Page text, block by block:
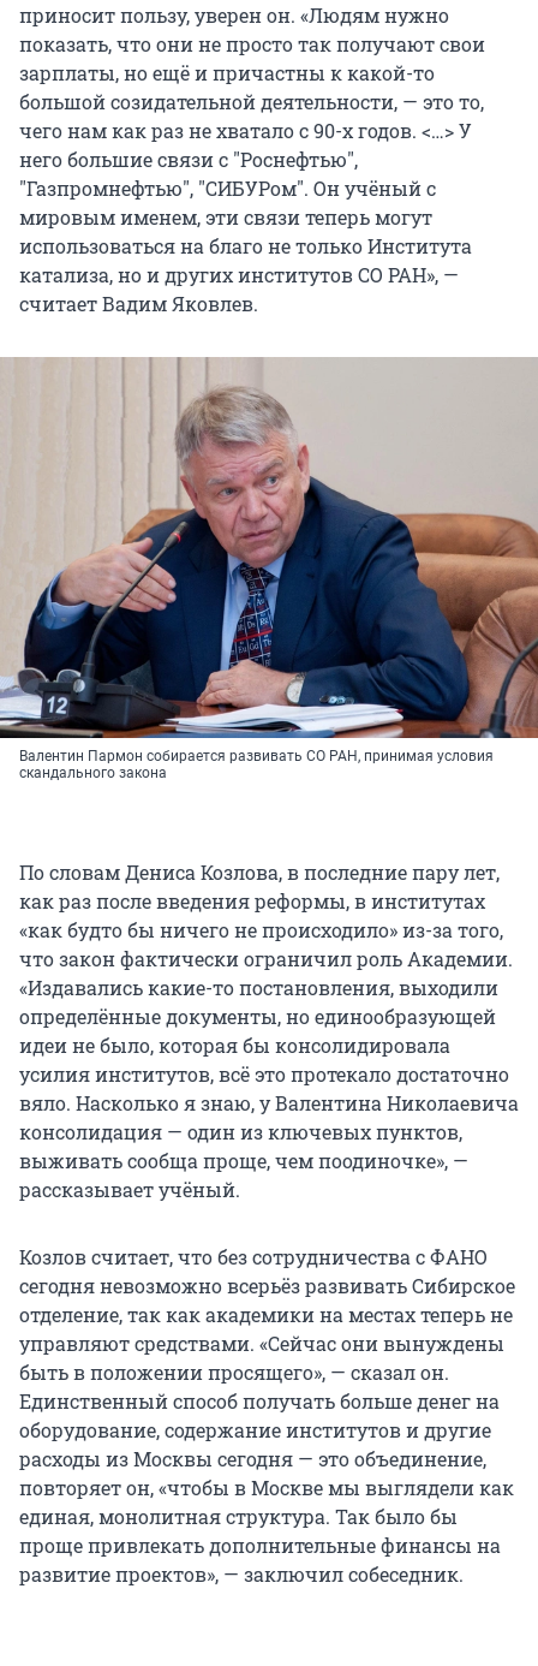
приносит пользу, уверен он. «Людям нужно
показать, что они не просто так получают свои
зарплаты, но ещё и причастны к какой-то
большой созидательной деятельности, — это то,
чего нам как раз не хватало с 90-х годов. <…> У
него большие связи с "Роснефтью",
"Газпромнефтью", "СИБУРом". Он учёный с
мировым именем, эти связи теперь могут
использоваться на благо не только Института
катализа, но и других институтов СО РАН», —
считает Вадим Яковлев.
Валентин Пармон собирается развивать СО РАН, принимая условия
скандального закона
По словам Дениса Козлова, в последние пару лет,
как раз после введения реформы, в институтах
«как будто бы ничего не происходило» из-за того,
что закон фактически ограничил роль Академии.
«Издавались какие-то постановления, выходили
определённые документы, но единообразующей
идеи не было, которая бы консолидировала
усилия институтов, всё это протекало достаточно
вяло. Насколько я знаю, у Валентина Николаевича
консолидация — один из ключевых пунктов,
выживать сообща проще, чем поодиночке», —
рассказывает учёный.
Козлов считает, что без сотрудничества с ФАНО
сегодня невозможно всерьёз развивать Сибирское
отделение, так как академики на местах теперь не
управляют средствами. «Сейчас они вынуждены
быть в положении просящего», — сказал он.
Единственный способ получать больше денег на
оборудование, содержание институтов и другие
расходы из Москвы сегодня — это объединение,
повторяет он, «чтобы в Москве мы выглядели как
единая, монолитная структура. Так было бы
проще привлекать дополнительные финансы на
развитие проектов», — заключил собеседник.